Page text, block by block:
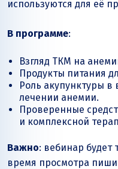
используются для её
В программе:
Взгляд ТКМ на
Продукты питания
Роль акупунктуры в
лечении анемии.
Проверенные
и комплексной
Важно: вебинар будет
время просмотра